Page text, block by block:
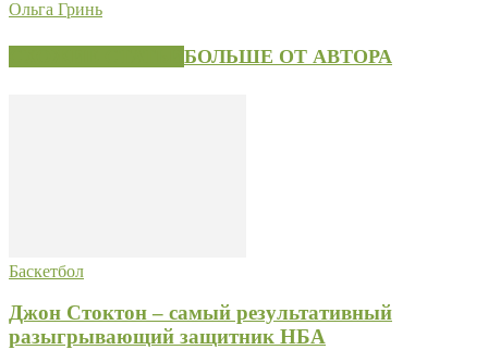
Ольга Гринь
БОЛЬШЕ ОТ АВТОРА
Баскетбол
Джон Стоктон – самый результативный
разыгрывающий защитник НБА